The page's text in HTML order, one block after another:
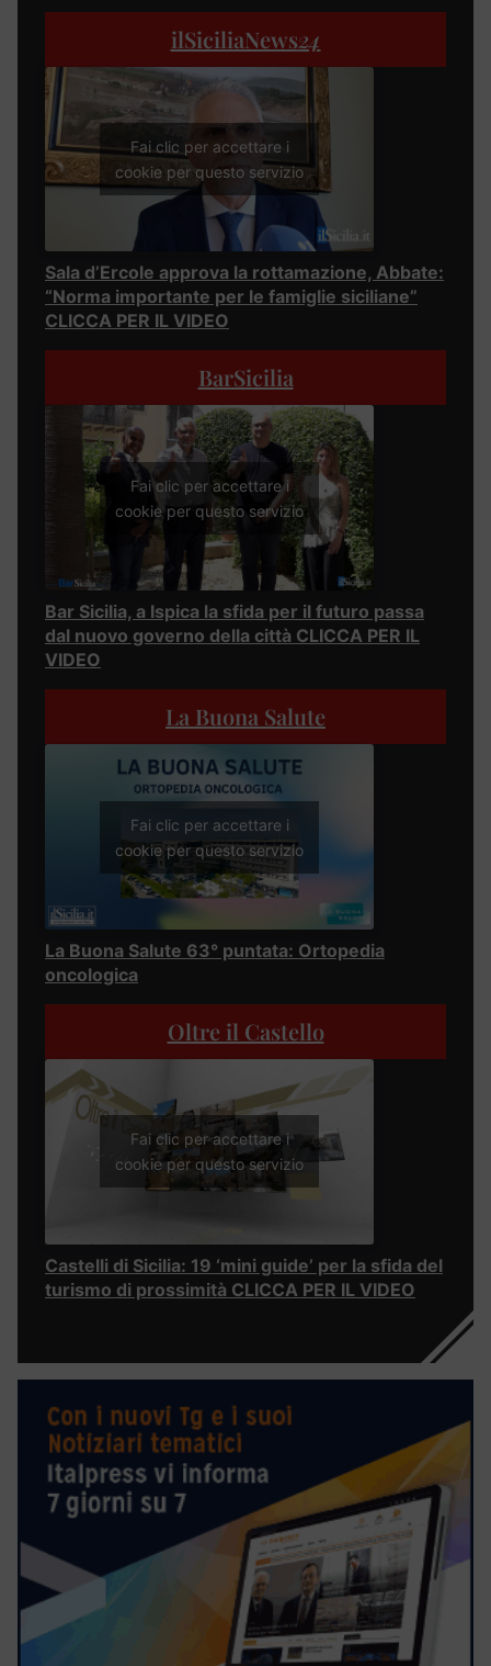
ilSiciliaNews24
Fai clic per accettare i
cookie per questo servizio
Sala d’Ercole approva la rottamazione, Abbate:
“Norma importante per le famiglie siciliane”
CLICCA PER IL VIDEO
BarSicilia
Fai clic per accettare i
cookie per questo servizio
Bar Sicilia, a Ispica la sfida per il futuro passa
dal nuovo governo della città CLICCA PER IL
VIDEO
La Buona Salute
Fai clic per accettare i
cookie per questo servizio
La Buona Salute 63° puntata: Ortopedia
oncologica
Oltre il Castello
Fai clic per accettare i
cookie per questo servizio
Castelli di Sicilia: 19 ‘mini guide’ per la sfida del
turismo di prossimità CLICCA PER IL VIDEO